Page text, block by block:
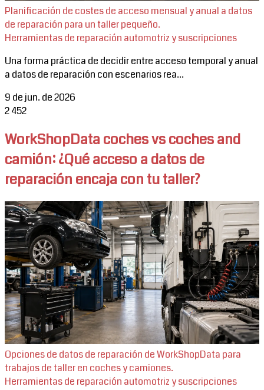
Planificación de costes de acceso mensual y anual a datos
de reparación para un taller pequeño.
Herramientas de reparación automotriz y suscripciones
Una forma práctica de decidir entre acceso temporal y anual
a datos de reparación con escenarios rea...
9 de jun. de 2026
2452
WorkShopData coches vs coches and
camión: ¿Qué acceso a datos de
reparación encaja con tu taller?
Opciones de datos de reparación de WorkShopData para
trabajos de taller en coches y camiones.
Herramientas de reparación automotriz y suscripciones